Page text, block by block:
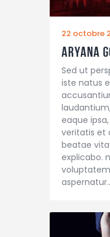
22 octobre
Aryana
Sed ut
iste natus
eaque
veritatis et
beatae
explicabo.